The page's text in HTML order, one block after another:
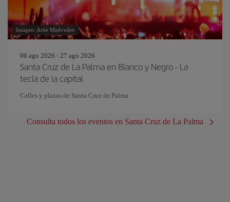
Imagen: Artie Medvedev
06 ago 2026 - 27 ago 2026
Santa Cruz de La Palma en Blanco y Negro - La
tecla de la capital
Calles y plazas de Santa Cruz de Palma
Consulta todos los eventos en Santa Cruz de La Palma